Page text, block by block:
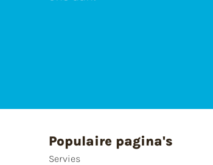
Populaire pagina's
Servies